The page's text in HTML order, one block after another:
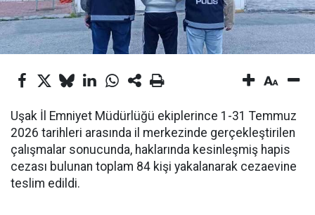
Uşak İl Emniyet Müdürlüğü ekiplerince 1-31 Temmuz
2026 tarihleri arasında il merkezinde gerçekleştirilen
çalışmalar sonucunda, haklarında kesinleşmiş hapis
cezası bulunan toplam 84 kişi yakalanarak cezaevine
teslim edildi.